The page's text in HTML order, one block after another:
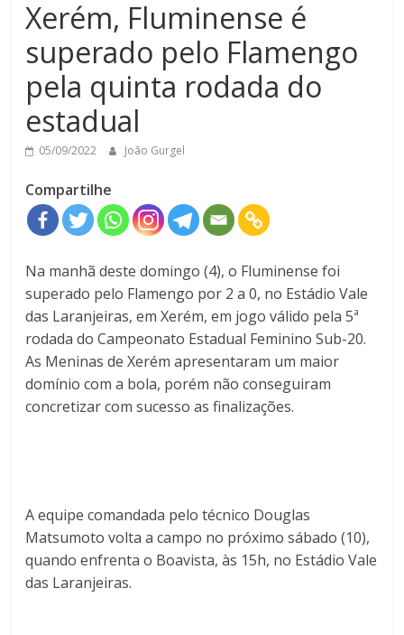
Xerém, Fluminense é
superado pelo Flamengo
pela quinta rodada do
estadual
05/09/2022 João Gurgel
Compartilhe
Na manhã deste domingo (4), o Fluminense foi
superado pelo Flamengo por 2 a 0, no Estádio Vale
das Laranjeiras, em Xerém, em jogo válido pela 5ª
rodada do Campeonato Estadual Feminino Sub-20.
As Meninas de Xerém apresentaram um maior
domínio com a bola, porém não conseguiram
concretizar com sucesso as finalizações.
A equipe comandada pelo técnico Douglas
Matsumoto volta a campo no próximo sábado (10),
quando enfrenta o Boavista, às 15h, no Estádio Vale
das Laranjeiras.